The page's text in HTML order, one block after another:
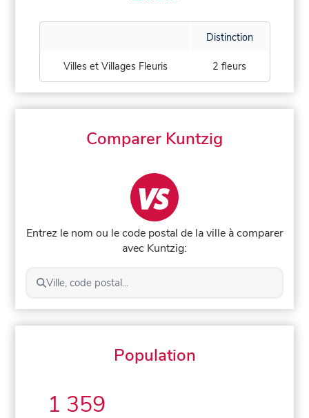
Distinction
Villes et Villages Fleuris 2 fleurs
Comparer Kuntzig
Entrez le nom ou le code postal de la ville à comparer
avec Kuntzig:
Ville, code postal...
Population
1 359